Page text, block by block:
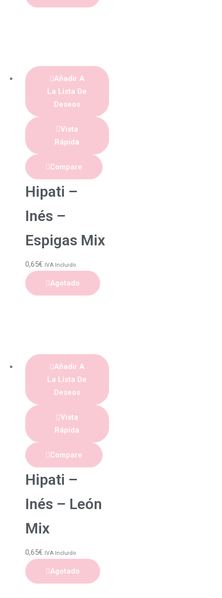
Añadir A
La Lista De
Deseos
Vista
Rápida
Compare
Hipati –
Inés –
Espigas Mix
0,65€ IVA Incluido
Agotado
Añadir A
La Lista De
Deseos
Vista
Rápida
Compare
Hipati –
Inés – León
Mix
0,65€ IVA Incluido
Agotado